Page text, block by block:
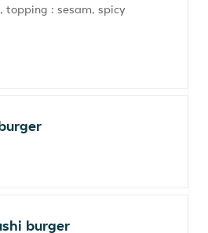
topping : sesam, spicy
burger